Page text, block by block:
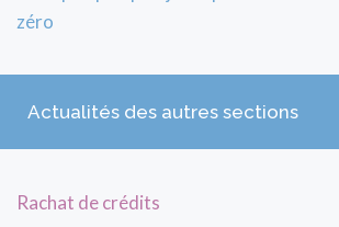
zéro
Actualités des autres sections
Rachat de crédits